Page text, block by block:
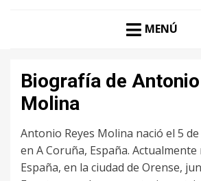
TODO MENÚ
Biografía de
Molina
Antonio Reyes Molina nació el 5
en A Coruña, España. Actualmente
España, en la ciudad de Orense,